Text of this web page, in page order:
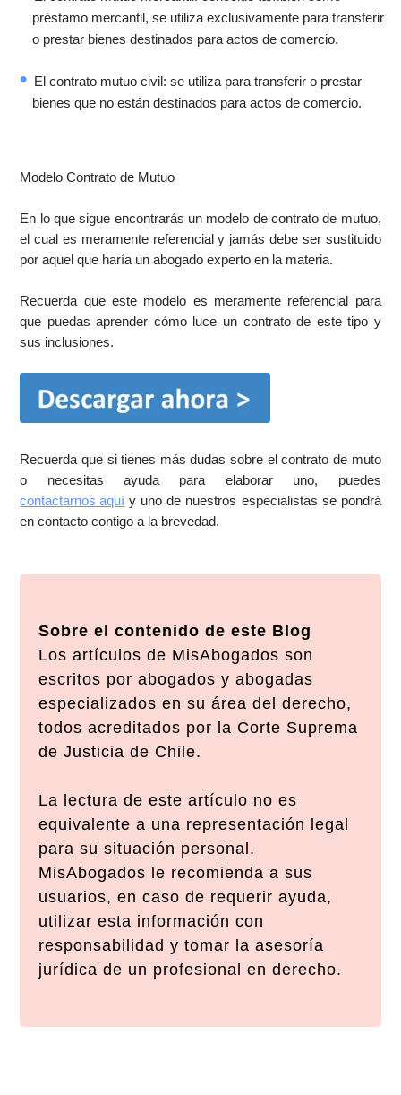
préstamo mercantil, se utiliza exclusivamente para transferir
o prestar bienes destinados para actos de comercio.
El contrato mutuo civil: se utiliza para transferir o prestar
bienes que no están destinados para actos de comercio.
Modelo Contrato de Mutuo
En lo que sigue encontrarás un modelo de contrato de mutuo,
el cual es meramente referencial y jamás debe ser sustituido
por aquel que haría un abogado experto en la materia.
Recuerda que este modelo es meramente referencial para
que puedas aprender cómo luce un contrato de este tipo y
sus inclusiones.
Recuerda que si tienes más dudas sobre el contrato de muto
o necesitas ayuda para elaborar uno, puedes
contactarnos aquí y uno de nuestros especialistas se pondrá
en contacto contigo a la brevedad.
Sobre el contenido de este Blog
Los artículos de MisAbogados son
escritos por abogados y abogadas
especializados en su área del derecho,
todos acreditados por la Corte Suprema
de Justicia de Chile.
La lectura de este artículo no es
equivalente a una representación legal
para su situación personal.
MisAbogados le recomienda a sus
usuarios, en caso de requerir ayuda,
utilizar esta información con
responsabilidad y tomar la asesoría
jurídica de un profesional en derecho.